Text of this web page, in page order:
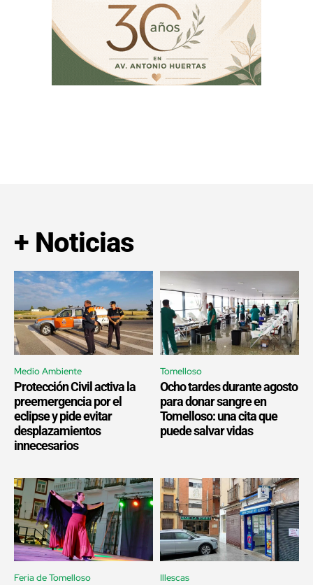
+ Noticias
Medio Ambiente
Protección Civil activa la
preemergencia por el
eclipse y pide evitar
desplazamientos
innecesarios
Tomelloso
Ocho tardes durante agosto
para donar sangre en
Tomelloso: una cita que
puede salvar vidas
Feria de Tomelloso Illescas